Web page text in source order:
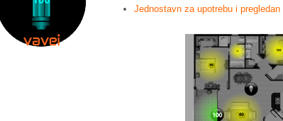
Jednostavn za upotrebu i